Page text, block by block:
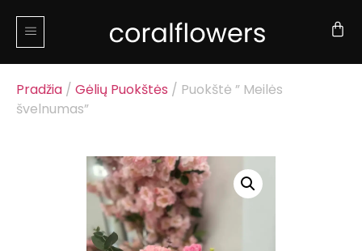
Pradžia / Gėlių Puokštės / Puokštė ” Meilės
švelnumas”